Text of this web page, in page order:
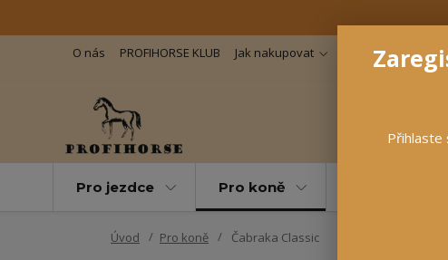
O nás PROFIHORSE KLUB Jak nakupovat Důležité informace
Pro jezdce Pro koně
Úvod Pro koně Čabraka Classic
Přihlaste